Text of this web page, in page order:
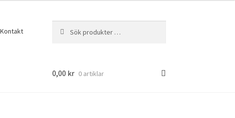
Kontakt
efter:
0,00 kr 0 artiklar